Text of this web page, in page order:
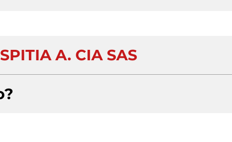
A. CIA SAS